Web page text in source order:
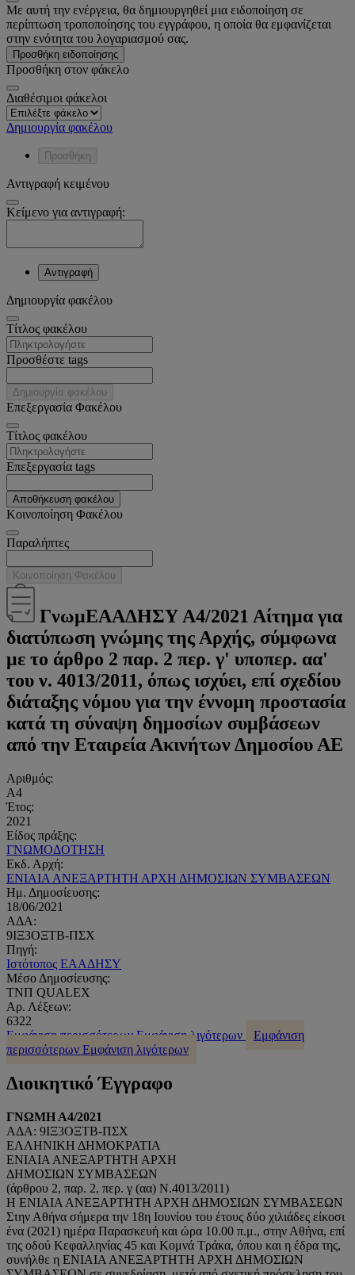
Με αυτή την ενέργεια, θα δημιουργηθεί μια ειδοποίηση σε
περίπτωση τροποποίησης του εγγράφου, η οποία θα εμφανίζεται
στην ενότητα του λογαριασμού σας.
Προσθήκη ειδοποίησης
Προσθήκη στον φάκελο
Διαθέσιμοι φάκελοι
Δημιουργία φακέλου
Προσθήκη
Αντιγραφή κειμένου
Κείμενο για αντιγραφή:
Αντιγραφή
Δημιουργία φακέλου
Tίτλος φακέλου
Προσθέστε tags
Δημιουργία φακέλου
Επεξεργασία Φακέλου
Tίτλος φακέλου
Επεξεργασία tags
Αποθήκευση φακέλου
Κοινοποίηση Φακέλου
Παραλήπτες
Κοινοποίηση Φακέλου
ΓνωμΕΑΑΔΗΣΥ Α4/2021 Αίτημα για
διατύπωση γνώμης της Αρχής, σύμφωνα
με το άρθρο 2 παρ. 2 περ. γ' υποπερ. αα'
του ν. 4013/2011, όπως ισχύει, επί σχεδίου
διάταξης νόμου για την έννομη προστασία
κατά τη σύναψη δημοσίων συμβάσεων
από την Εταιρεία Ακινήτων Δημοσίου ΑΕ
Αριθμός:
Α4
Έτος:
2021
Είδος πράξης:
ΓΝΩΜΟΔΟΤΗΣΗ
Εκδ. Αρχή:
ΕΝΙΑΙΑ ΑΝΕΞΑΡΤΗΤΗ ΑΡΧΗ ΔΗΜΟΣΙΩΝ ΣΥΜΒΑΣΕΩΝ
Ημ. Δημοσίευσης:
18/06/2021
ΑΔΑ:
9ΙΞ3ΟΞΤΒ-ΠΣΧ
Πηγή:
Ιστότοπος ΕΑΑΔΗΣΥ
Μέσο Δημοσίευσης:
ΤΝΠ QUALEX
Αρ. Λέξεων:
6322
Εμφάνιση περισσότερων Εμφάνιση λιγότερων
Εμφάνιση
περισσότερων Εμφάνιση λιγότερων
Διοικητικό Έγγραφο
ΓΝΩΜΗ Α4/2021
ΑΔΑ: 9ΙΞ3ΟΞΤΒ-ΠΣΧ
EΛΛΗΝΙΚΗ ΔΗΜΟΚΡΑΤΙΑ
ΕΝΙΑΙΑ ΑΝΕΞΑΡΤΗΤΗ ΑΡΧΗ
ΔΗΜΟΣΙΩΝ ΣΥΜΒΑΣΕΩΝ
(άρθρου 2, παρ. 2, περ. γ (αα) Ν.4013/2011)
Η ΕΝΙΑΙΑ ΑΝΕΞΑΡΤΗΤΗ ΑΡΧΗ ΔΗΜΟΣΙΩΝ ΣΥΜΒΑΣΕΩΝ
Στην Αθήνα σήμερα την 18η Ιουνίου του έτους δύο χιλιάδες είκοσι
ένα (2021) ημέρα Παρασκευή και ώρα 10.00 π.μ., στην Αθήνα, επί
της οδού Κεφαλληνίας 45 και Κομνά Τράκα, όπου και η έδρα της,
συνήλθε η ΕΝΙΑΙΑ ΑΝΕΞΑΡΤΗΤΗ ΑΡΧΗ ΔΗΜΟΣΙΩΝ